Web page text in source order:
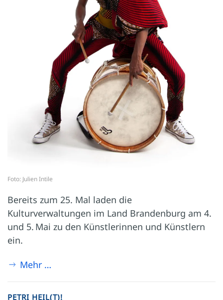
Foto: Julien Intile
Bereits zum 25. Mal laden die
Kulturverwaltungen im Land Brandenburg am 4.
und 5. Mai zu den Künstlerinnen und Künstlern
ein.
Mehr …
PETRI HEIL(T)!